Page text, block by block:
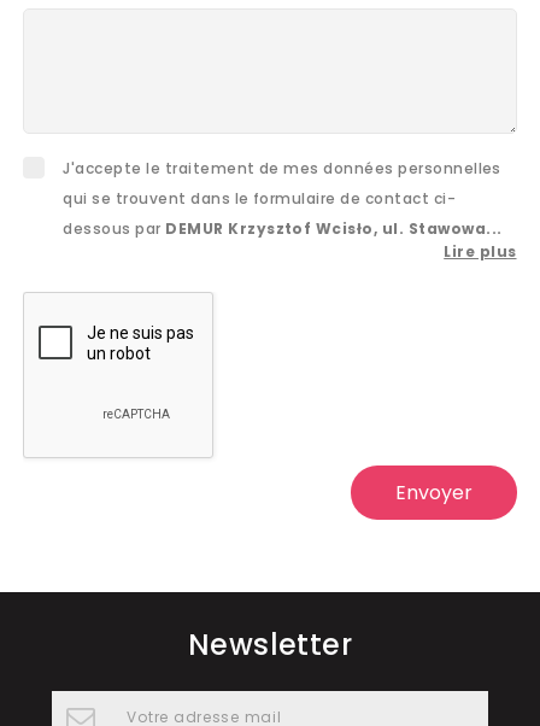
J'accepte le traitement de mes données personnelles
qui se trouvent dans le formulaire de contact ci-
dessous par DEMUR Krzysztof Wcisło, ul. Stawowa...
Lire plus
Envoyer
Newsletter